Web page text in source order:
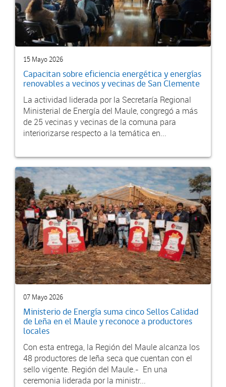
15 Mayo 2026
Capacitan sobre eficiencia energética y energías
renovables a vecinos y vecinas de San Clemente
La actividad liderada por la Secretaría Regional
Ministerial de Energía del Maule, congregó a más
de 25 vecinas y vecinas de la comuna para
interiorizarse respecto a la temática en...
07 Mayo 2026
Ministerio de Energía suma cinco Sellos Calidad
de Leña en el Maule y reconoce a productores
locales
Con esta entrega, la Región del Maule alcanza los
48 productores de leña seca que cuentan con el
sello vigente. Región del Maule.- En una
ceremonia liderada por la ministr...